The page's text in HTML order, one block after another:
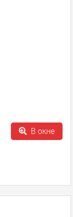
В окне